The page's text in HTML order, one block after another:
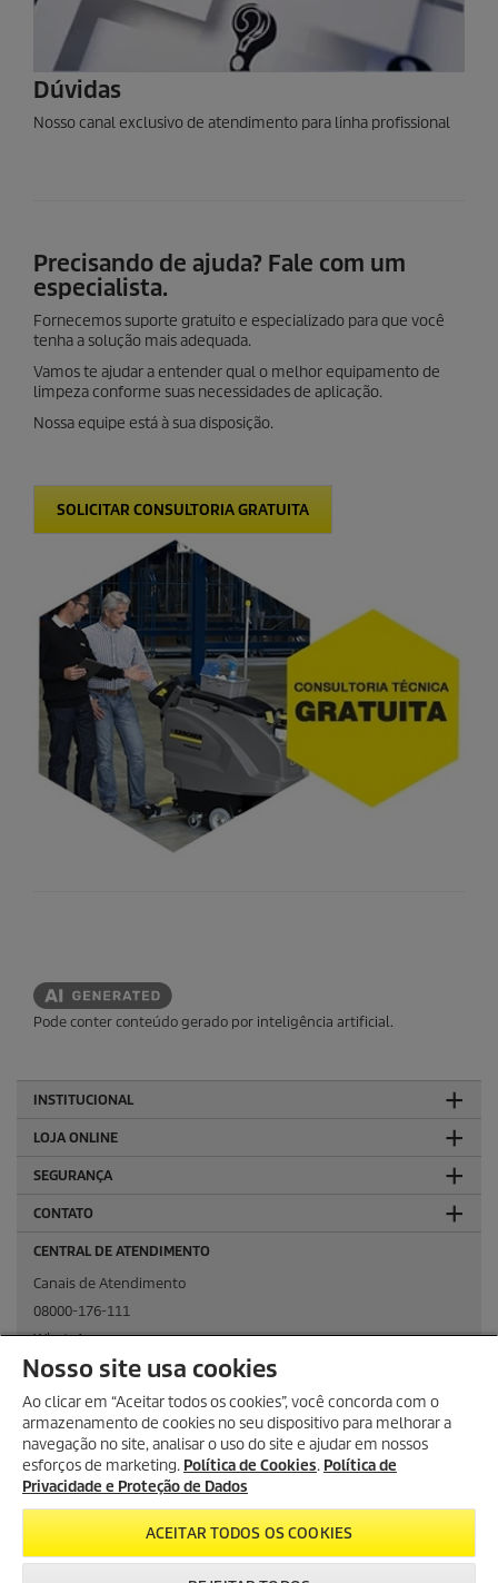
Dúvidas
Nosso canal exclusivo de atendimento para linha profissional
Precisando de ajuda? Fale com um
especialista.
Fornecemos suporte gratuito e especializado para que você
tenha a solução mais adequada.
Vamos te ajudar a entender qual o melhor equipamento de
limpeza conforme suas necessidades de aplicação.
Nossa equipe está à sua disposição.
SOLICITAR CONSULTORIA GRATUITA
Pode conter conteúdo gerado por inteligência artificial.
INSTITUCIONAL
LOJA ONLINE
SEGURANÇA
CONTATO
CENTRAL DE ATENDIMENTO
Canais de Atendimento
08000-176-111
WhatsApp
KÄRCHER NAS REDES SOCIAIS
KÄRCHER PROFISSIONAL
Nosso site usa cookies
Ao clicar em “Aceitar todos os cookies”, você concorda com o
armazenamento de cookies no seu dispositivo para melhorar a
navegação no site, analisar o uso do site e ajudar em nossos
esforços de marketing. Política de Cookies. Política de
Privacidade e Proteção de Dados
ACEITAR TODOS OS COOKIES